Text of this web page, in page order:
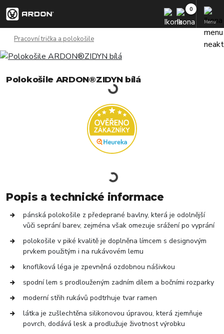
Menu
Pracovní trička a polokošile
Polokošile ARDON®ZIDYN bílá
Popis a technické informace
pánská polokošile z předeprané bavlny, která je odolnější
vůči seprání barev, zejména však omezuje srážení po vyprání
polokošile v piké kvalitě je doplněna límcem s designovým
prvkem použitým i na rukávovém lemu
knoflíková léga je zpevněná ozdobnou nášivkou
spodní lem s prodlouženým zadním dílem a bočními rozparky
moderní střih rukávů podtrhuje tvar ramen
látka je zušlechtěna silikonovou úpravou, která zjemňuje
povrch, dodává lesk a prodlužuje životnost výrobku